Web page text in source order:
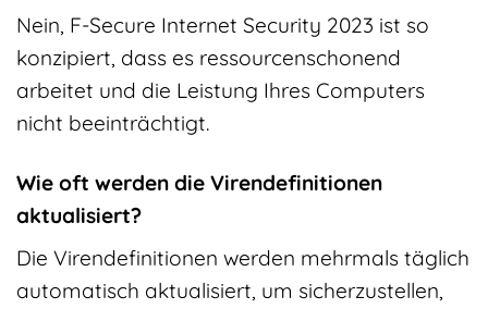
Nein, F-Secure Internet Security 2023 ist so
konzipiert, dass es ressourcenschonend
arbeitet und die Leistung Ihres Computers
nicht beeinträchtigt.
Wie oft werden die Virendefinitionen
aktualisiert?
Die Virendefinitionen werden mehrmals täglich
automatisch aktualisiert, um sicherzustellen,